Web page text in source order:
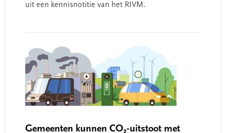
uit een kennisnotitie van het RIVM.
Gemeenten kunnen CO₂-uitstoot met